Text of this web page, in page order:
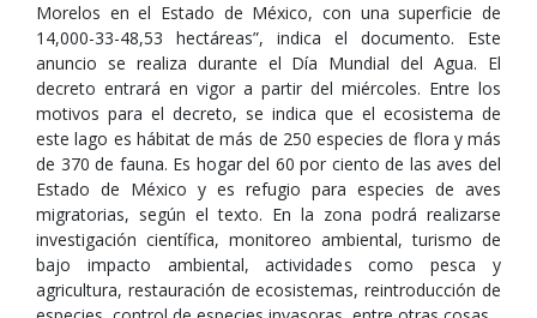
Morelos en el Estado de México, con una superficie de
14,000-33-48,53 hectáreas”, indica el documento. Este
anuncio se realiza durante el Día Mundial del Agua. El
decreto entrará en vigor a partir del miércoles. Entre los
motivos para el decreto, se indica que el ecosistema de
este lago es hábitat de más de 250 especies de flora y más
de 370 de fauna. Es hogar del 60 por ciento de las aves del
Estado de México y es refugio para especies de aves
migratorias, según el texto. En la zona podrá realizarse
investigación científica, monitoreo ambiental, turismo de
bajo impacto ambiental, actividades como pesca y
agricultura, restauración de ecosistemas, reintroducción de